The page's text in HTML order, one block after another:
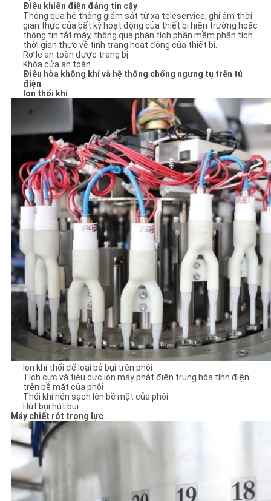
Điều khiển điện đáng tin cậy
Thông qua hệ thống giám sát từ xa teleservice, ghi âm thời
gian thực của bất kỳ hoạt động của thiết bị hiện trường hoặc
thông tin tắt máy, thông qua phân tích phần mềm phân tích
thời gian thực về tình trạng hoạt động của thiết bị.
Rơ le an toàn được trang bị
Khóa cửa an toàn
Điều hòa không khí và hệ thống chống ngưng tụ trên tủ
điện
Ion thổi khí
Ion khí thổi để loại bỏ bụi trên phôi
Tích cực và tiêu cực ion máy phát điện trung hòa tĩnh điện
trên bề mặt của phôi
Thổi khí nén sạch lên bề mặt của phôi
Hút bụi hút bụi
Máy chiết rót trọng lực